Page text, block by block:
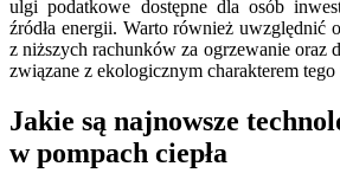
ulgi podatkowe dostępne dla osób
źródła energii. Warto również uwzględnić
z niższych rachunków za ogrzewanie oraz
związane z ekologicznym charakterem
Jakie są najnowsze
w pompach ciepła